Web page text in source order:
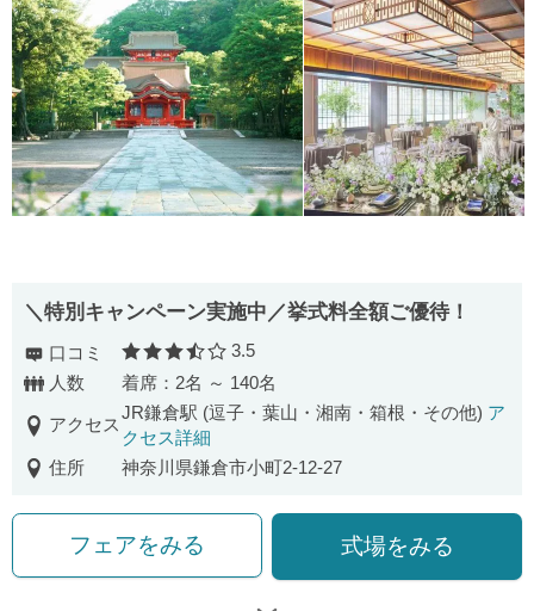
＼特別キャンペーン実施中／挙式料全額ご優待！
口コミ 口コミ評価
3.5
人数
着席：2名 ～ 140名
アクセス
JR鎌倉駅 (逗子・葉山・湘南・箱根・その他) ア
クセス詳細
住所
神奈川県鎌倉市小町2-12-27
フェアをみる 式場をみる